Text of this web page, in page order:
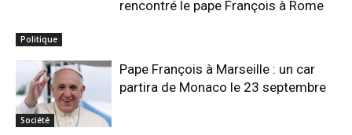
Politique
rencontré le pape François à Rome
Société
Pape François à Marseille : un car
partira de Monaco le 23 septembre